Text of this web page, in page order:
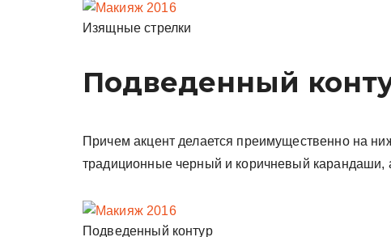
Изящные стрелки
Подведенный
Причем акцент делается преимущественно на
традиционные черный и коричневый карандаши,
Подведенный контур